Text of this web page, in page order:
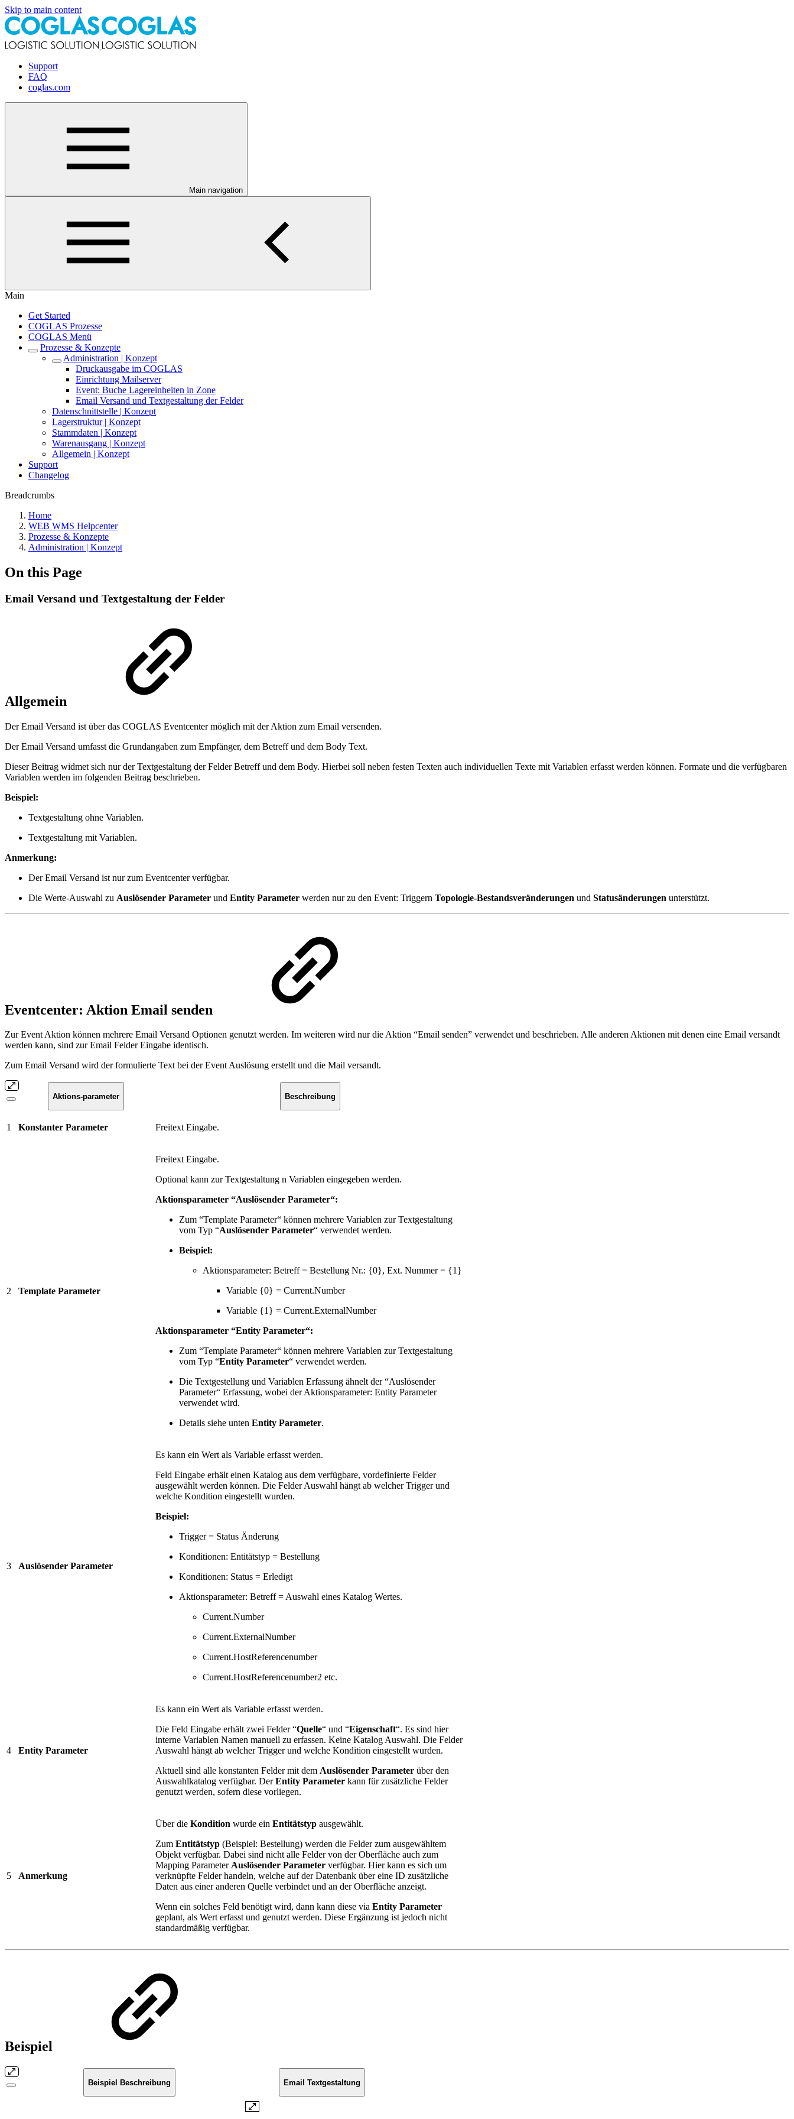
Skip to main content
Support
FAQ
coglas.com
Main navigation
Main
Get Started
COGLAS Prozesse
COGLAS Menü
Prozesse & Konzepte
Administration | Konzept
Druckausgabe im COGLAS
Einrichtung Mailserver
Event: Buche Lagereinheiten in Zone
Email Versand und Textgestaltung der Felder
Datenschnittstelle | Konzept
Lagerstruktur | Konzept
Stammdaten | Konzept
Warenausgang | Konzept
Allgemein | Konzept
Support
Changelog
Breadcrumbs
Home
WEB WMS Helpcenter
Prozesse & Konzepte
Administration | Konzept
On this Page
Email Versand und Textgestaltung der Felder
Allgemein
Der Email Versand ist über das COGLAS Eventcenter möglich mit der Aktion zum Email versenden.
Der Email Versand umfasst die Grundangaben zum Empfänger, dem Betreff und dem Body Text.
Dieser Beitrag widmet sich nur der Textgestaltung der Felder Betreff und dem Body. Hierbei soll neben festen Texten auch individuellen Texte mit Variablen erfasst werden können. Formate und die verfügbaren
Variablen werden im folgenden Beitrag beschrieben.
Beispiel:
Textgestaltung ohne Variablen.
Textgestaltung mit Variablen.
Anmerkung:
Der Email Versand ist nur zum Eventcenter verfügbar.
Die Werte-Auswahl zu Auslösender Parameter und Entity Parameter werden nur zu den Event: Triggern Topologie-Bestandsveränderungen und Statusänderungen unterstützt.
Eventcenter: Aktion Email senden
Zur Event Aktion können mehrere Email Versand Optionen genutzt werden. Im weiteren wird nur die Aktion “Email senden” verwendet und beschrieben. Alle anderen Aktionen mit denen eine Email versandt
werden kann, sind zur Email Felder Eingabe identisch.
Zum Email Versand wird der formulierte Text bei der Event Auslösung erstellt und die Mail versandt.
Aktions-parameter Beschreibung
1 Konstanter Parameter Freitext Eingabe.
2 Template Parameter
Freitext Eingabe.
Optional kann zur Textgestaltung n Variablen eingegeben werden.
Aktionsparameter “Auslösender Parameter“:
Zum “Template Parameter“ können mehrere Variablen zur Textgestaltung
vom Typ “Auslösender Parameter“ verwendet werden.
Beispiel:
Aktionsparameter: Betreff = Bestellung Nr.: {0}, Ext. Nummer = {1}
Variable {0} = Current.Number
Variable {1} = Current.ExternalNumber
Aktionsparameter “Entity Parameter“:
Zum “Template Parameter“ können mehrere Variablen zur Textgestaltung
vom Typ “Entity Parameter“ verwendet werden.
Die Textgestellung und Variablen Erfassung ähnelt der “Auslösender
Parameter“ Erfassung, wobei der Aktionsparameter: Entity Parameter
verwendet wird.
Details siehe unten Entity Parameter.
3 Auslösender Parameter
Es kann ein Wert als Variable erfasst werden.
Feld Eingabe erhält einen Katalog aus dem verfügbare, vordefinierte Felder
ausgewählt werden können. Die Felder Auswahl hängt ab welcher Trigger und
welche Kondition eingestellt wurden.
Beispiel:
Trigger = Status Änderung
Konditionen: Entitätstyp = Bestellung
Konditionen: Status = Erledigt
Aktionsparameter: Betreff = Auswahl eines Katalog Wertes.
Current.Number
Current.ExternalNumber
Current.HostReferencenumber
Current.HostReferencenumber2 etc.
4 Entity Parameter
Es kann ein Wert als Variable erfasst werden.
Die Feld Eingabe erhält zwei Felder “Quelle“ und “Eigenschaft“. Es sind hier
interne Variablen Namen manuell zu erfassen. Keine Katalog Auswahl. Die Felder
Auswahl hängt ab welcher Trigger und welche Kondition eingestellt wurden.
Aktuell sind alle konstanten Felder mit dem Auslösender Parameter über den
Auswahlkatalog verfügbar. DerEntity Parameter kann für zusätzliche Felder
genutzt werden, sofern diese vorliegen.
5 Anmerkung
Über die Kondition wurde ein Entitätstyp ausgewählt.
Zum Entitätstyp (Beispiel: Bestellung) werden die Felder zum ausgewähltem
Objekt verfügbar. Dabei sind nicht alle Felder von der Oberfläche auch zum
Mapping ParameterAuslösender Parameter verfügbar. Hier kann es sich um
verknüpfte Felder handeln, welche auf der Datenbank über eine ID zusätzliche
Daten aus einer anderen Quelle verbindet und an der Oberfläche anzeigt.
Wenn ein solches Feld benötigt wird, dann kann diese via Entity Parameter
geplant, als Wert erfasst und genutzt werden. Diese Ergänzung ist jedoch nicht
standardmäßig verfügbar.
Beispiel
Beispiel Beschreibung Email Textgestaltung